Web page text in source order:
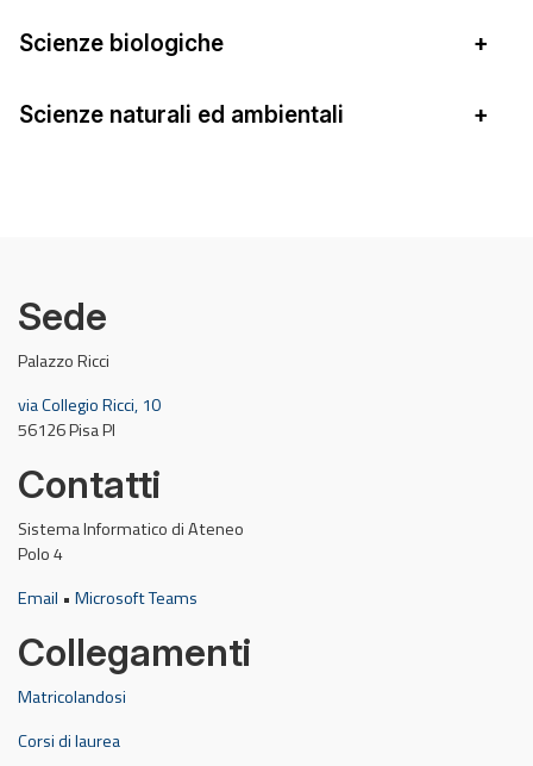
Scienze biologiche +
Scienze naturali ed ambientali +
Sede
Palazzo Ricci
via Collegio Ricci, 10
56126 Pisa PI
Contatti
Sistema Informatico di Ateneo
Polo 4
Email • Microsoft Teams
Collegamenti
Matricolandosi
Corsi di laurea